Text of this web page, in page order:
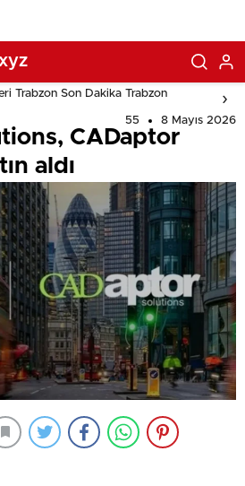
Trabzon Son Dakika Trabzon
55 8 Mayıs 2026
CADaptor
aldı